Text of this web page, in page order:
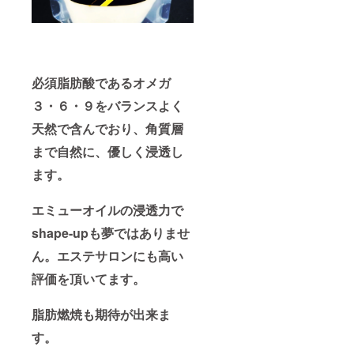
必須脂肪酸であるオメガ
３・６・９をバランスよく
天然で含んでおり、角質層
まで自然に、優しく浸透し
ます。
エミューオイルの浸透力で
shape-upも夢ではありませ
ん。エステサロンにも高い
評価を頂いてます。
脂肪燃焼も期待が出来ま
す。